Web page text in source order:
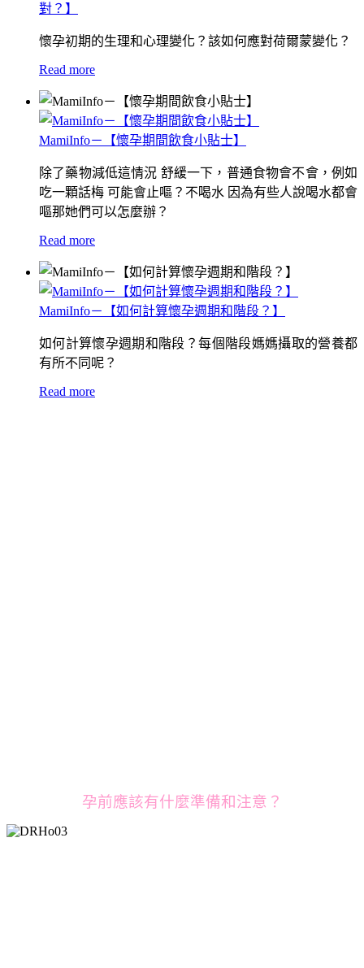
對？】
懷孕初期的生理和心理變化？該如何應對荷爾蒙變化？
Read more
MamiInfo－【懷孕期間飲食小貼士】
除了藥物減低這情況 舒緩一下，普通食物會不會，例如
吃一顆話梅 可能會止嘔？不喝水 因為有些人說喝水都會
嘔那她們可以怎麼辦？
Read more
MamiInfo－【如何計算懷孕週期和階段？】
如何計算懷孕週期和階段？每個階段媽媽攝取的營養都
有所不同呢？
Read more
孕前應該有什麼準備和注意？